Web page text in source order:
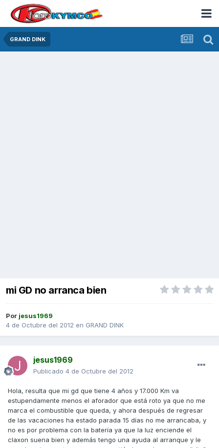
GRAND DINK
mi GD no arranca bien
Por jesus1969
4 de Octubre del 2012 en GRAND DINK
jesus1969
Publicado 4 de Octubre del 2012
Hola, resulta que mi gd que tiene 4 años y 17.000 Km va
estupendamente menos el aforador que está roto ya que no me
marca el combustible que queda, y ahora después de regresar
de las vacaciones ha estado parada 15 días no me arrancaba, y
no es por problema con la batería ya que la luz enciende el
claxon suena bien y además tengo una ayuda al arranque y le